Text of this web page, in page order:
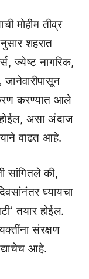
मोहीम तीव्र
शहरात
ज्येष्ट नागरिक,
करण्यात आले
असा अंदाज
वाढत आहे.
सांगितले की,
घ्यायचा
तयार होईल.
संरक्षण
आहे.